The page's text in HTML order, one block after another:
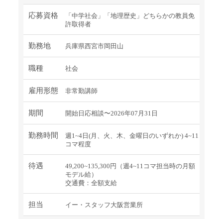
応募資格
「中学社会」「地理歴史」どちらかの教員免
許取得者
勤務地 兵庫県西宮市岡田山
職種 社会
雇用形態 非常勤講師
期間 開始日応相談〜2026年07月31日
勤務時間
週1~4日(月、火、木、金曜日のいずれか) 4~11
コマ程度
待遇
49,200~135,300円（週4~11コマ担当時の月額
モデル給）
交通費：全額支給
担当 イー・スタッフ大阪営業所